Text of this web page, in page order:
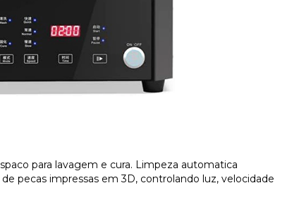
para lavagem e cura. Limpeza automatica
pecas impressas em 3D, controlando luz, velocidade